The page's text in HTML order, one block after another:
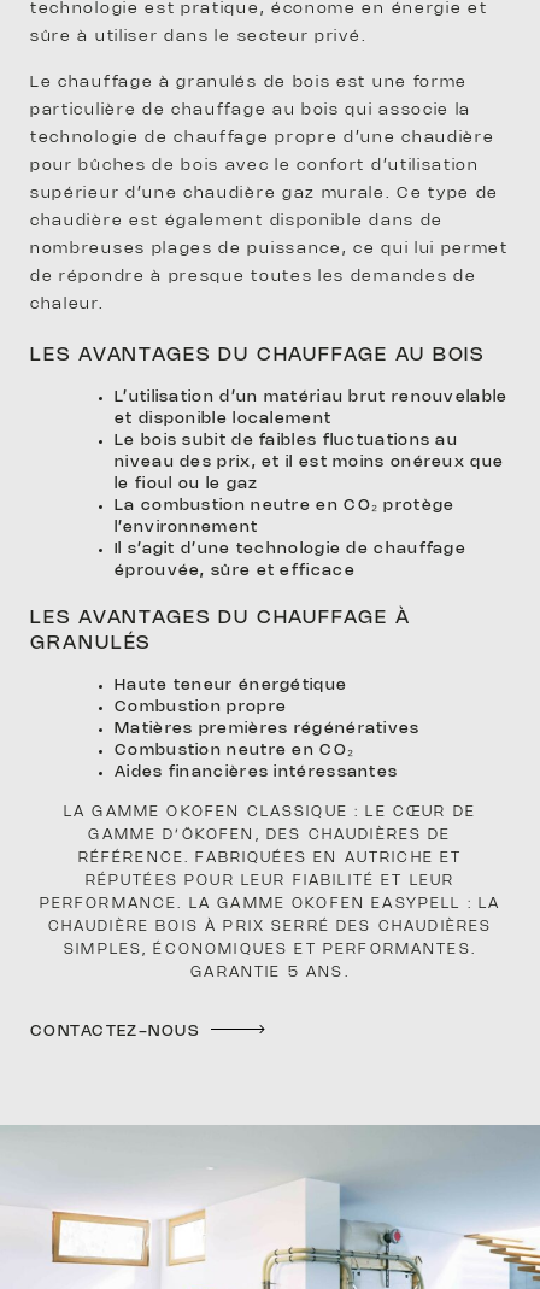
MISE
technologie est pratique, économe en énergie et
sûre à utiliser dans le secteur privé.
Le chauffage à granulés de bois est une forme
particulière de chauffage au bois qui associe la
technologie de chauffage propre d’une chaudière
pour bûches de bois avec le confort d’utilisation
supérieur d’une chaudière gaz murale. Ce type de
chaudière est également disponible dans de
nombreuses plages de puissance, ce qui lui permet
de répondre à presque toutes les demandes de
chaleur.
LES AVANTAGES DU CHAUFFAGE AU BOIS
L’utilisation d’un matériau brut renouvelable
et disponible localement
Le bois subit de faibles fluctuations au
niveau des prix, et il est moins onéreux que
le fioul ou le gaz
La combustion neutre en CO₂ protège
l’environnement
Il s’agit d’une technologie de chauffage
éprouvée, sûre et efficace
LES AVANTAGES DU CHAUFFAGE À
GRANULÉS
Haute teneur énergétique
Combustion propre
Matières premières régénératives
Combustion neutre en CO₂
Aides financières intéressantes
LA GAMME OKOFEN CLASSIQUE : LE CŒUR DE
GAMME D’ÖKOFEN, DES CHAUDIÈRES DE
RÉFÉRENCE. FABRIQUÉES EN AUTRICHE ET
RÉPUTÉES POUR LEUR FIABILITÉ ET LEUR
PERFORMANCE. LA GAMME OKOFEN EASYPELL : LA
CHAUDIÈRE BOIS À PRIX SERRÉ DES CHAUDIÈRES
SIMPLES, ÉCONOMIQUES ET PERFORMANTES.
GARANTIE 5 ANS.
CONTACTEZ-NOUS